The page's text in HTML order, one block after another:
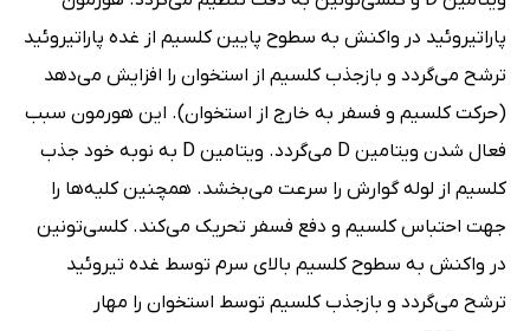
پاراتیروئید در واکنش به سطوح پایین کلسیم از غده پاراتیروئید
ترشح می‌گردد و بازجذب کلسیم از استخوان را افزایش می‌دهد
(حرکت کلسیم و فسفر به خارج از استخوان). این هورمون سبب
فعال شدن ویتامین D می‌گردد. ویتامین D به نوبه خود جذب
کلسیم از لوله گوارش را سرعت می‌بخشد. همچنین کلیه‌ها را
جهت احتباس کلسیم و دفع فسفر تحریک می‌کند. کلسی‌تونین
در واکنش به سطوح کلسیم بالای سرم توسط غده تیروئید
ترشح می‌گردد و بازجذب کلسیم توسط استخوان را مهار